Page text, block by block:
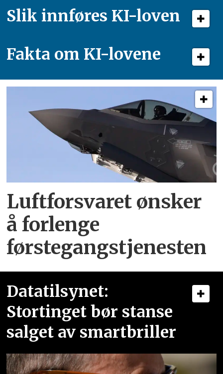
Slik innføres KI-loven
Fakta om KI-lovene
Luftforsvaret ønsker
å forlenge
førstegangstjenesten
Datatilsynet:
Stortinget bør stanse
salget av smartbriller